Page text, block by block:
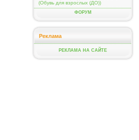
(Обувь для взрослых (ДО))
ФОРУМ
Реклама
РЕКЛАМА НА САЙТЕ